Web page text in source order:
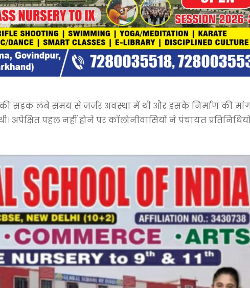
सड़क लंबे समय से जर्जर अवस्था में थी और इसके निर्माण की मांग
अपेक्षित पहल नहीं होने पर कॉलोनीवासियों ने पंचायत